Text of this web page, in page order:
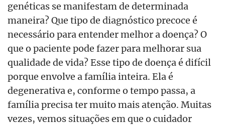
genéticas se manifestam de determinada
maneira? Que tipo de diagnóstico precoce é
necessário para entender melhor a doença? O
que o paciente pode fazer para melhorar sua
qualidade de vida? Esse tipo de doença é difícil
porque envolve a família inteira. Ela é
degenerativa e, conforme o tempo passa, a
família precisa ter muito mais atenção. Muitas
vezes, vemos situações em que o cuidador